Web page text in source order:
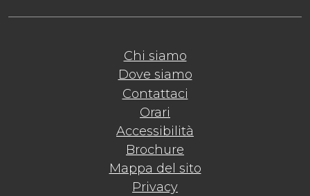
Chi siamo
Dove siamo
Contattaci
Orari
Accessibilità
Brochure
Mappa del sito
Privacy